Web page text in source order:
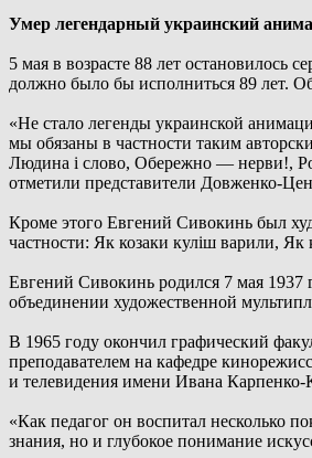
Умер легендарный украинский
5 мая в возрасте 88 лет остановилось
должно было бы исполниться 89 лет.
«Не стало легенды украинской
мы обязаны в частности таким
Людина і слово, Обережно — нерви!,
отметили представители Довженко-
Кроме этого Евгений Сивокинь был
частности: Як козаки куліш варили, Як
Евгений Сивокинь родился 7 мая 1937
объединении художественной
В 1965 году окончил графический
преподавателем на кафедре
и телевидения имени Ивана Карпенко-
«Как педагог он воспитал несколько
знания, но и глубокое понимание